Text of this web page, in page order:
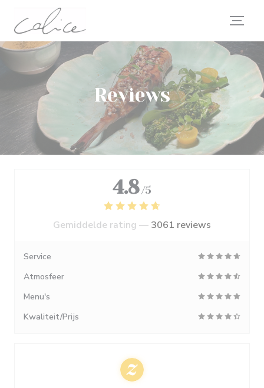
Cookies beheer paneel
Reviews
4.8 /5
Gemiddelde rating — 3061 reviews
Service
Atmosfeer
Menu's
Kwaliteit/Prijs